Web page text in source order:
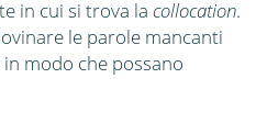
in cui si trova la collocation.
le parole mancanti
modo che possano